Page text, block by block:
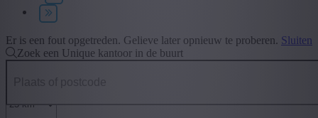
Type contract
+ Toon meer - Toon minder
Er is een fout opgetreden. Gelieve later opnieuw te proberen. Sluiten
Zoek een Unique kantoor in de buurt